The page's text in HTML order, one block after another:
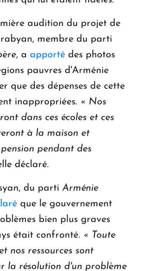
audition du projet de
membre du parti
, a apporté des photos
pauvres d'Arménie
que des dépenses de cette
inappropriées. « Nos
dans ces écoles et ces
à la maison et
pendant des
déclaré.
du parti Arménie
que le gouvernement
bien plus graves
était confronté. « Toute
nos ressources sont
la résolution d'un problème